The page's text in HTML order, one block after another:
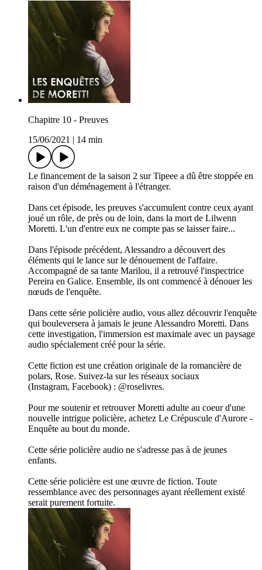
Chapitre 10 - Preuves
15/06/2021
14 min
Le financement de la saison 2 sur Tipeee a dû être stoppée en
raison d'un déménagement à l'étranger.
Dans cet épisode, les preuves s'accumulent contre ceux ayant
joué un rôle, de près ou de loin, dans la mort de Lilwenn
Moretti. L'un d'entre eux ne compte pas se laisser faire...
Dans l'épisode précédent, Alessandro a découvert des
éléments qui le lance sur le dénouement de l'affaire.
Accompagné de sa tante Marilou, il a retrouvé l'inspectrice
Pereira en Galice. Ensemble, ils ont commencé à dénouer les
nœuds de l'enquête.
Dans cette série policière audio, vous allez découvrir l'enquête
qui bouleversera à jamais le jeune Alessandro Moretti. Dans
cette investigation, l'immersion est maximale avec un paysage
audio spécialement créé pour la série.
Cette fiction est une création originale de la romancière de
polars, Rose. Suivez-la sur les réseaux sociaux
(Instagram, Facebook) : @roselivres.
Pour me soutenir et retrouver Moretti adulte au coeur d'une
nouvelle intrigue policière, achetez Le Crépuscule d'Aurore -
Enquête au bout du monde.
Cette série policière audio ne s'adresse pas à de jeunes
enfants.
Cette série policière est une œuvre de fiction. Toute
ressemblance avec des personnages ayant réellement existé
serait purement fortuite.